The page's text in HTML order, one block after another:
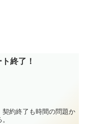
終了！
約終了も時間の問題か